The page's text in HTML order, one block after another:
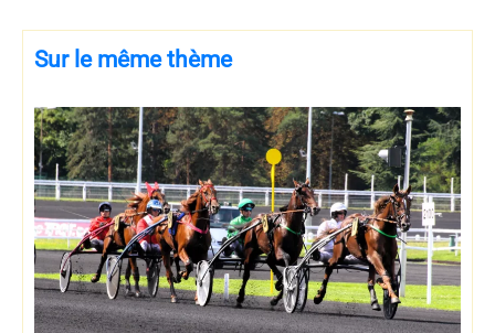
Sur le même thème